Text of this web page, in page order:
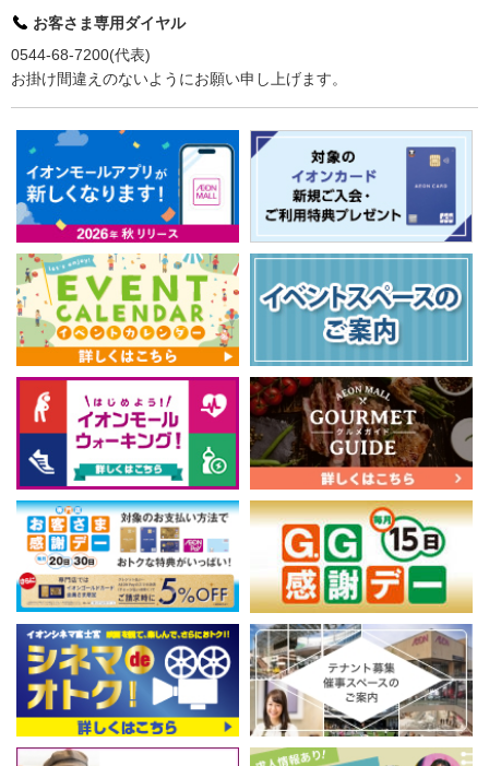
お客さま専用ダイヤル
0544-68-7200(代表)
お掛け間違えのないようにお願い申し上げます。